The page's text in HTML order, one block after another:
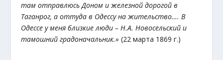
там отправлюсь Доном и железной дорогой в
Таганрог, а оттуда в Одессу на жительство…. В
Одессе у меня близкие люди – Н.А. Новосельский и
тамошний градоначальник.» (22 марта 1869 г.)